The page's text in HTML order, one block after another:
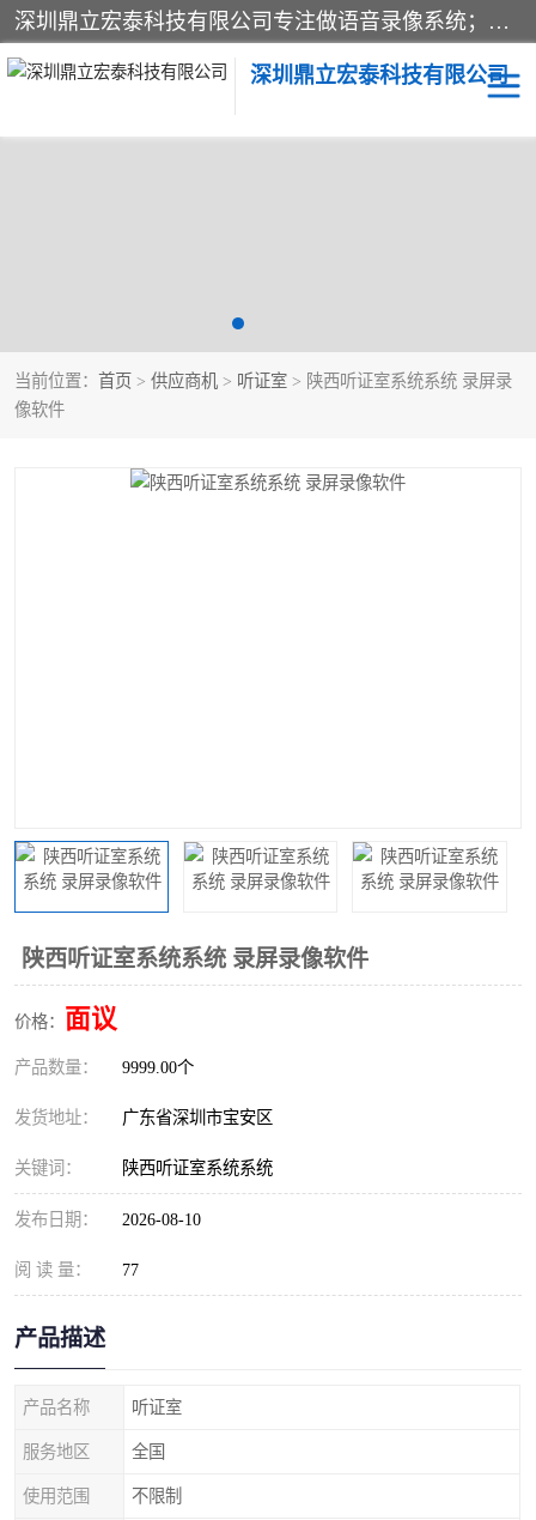
深圳鼎立宏泰科技有限公司专注做语音录像系统；主要服务有：约谈室同步录音录像系统、设计数字询问同步录音录像、数字约谈室同步录音录像、公开听证室、智慧庭审、智能语音识别转写、远程提讯（提审）、记录仪、远程指挥综合管理平台、录播系统等
深圳鼎立宏泰科技有限公司
当前位置： 首页 > 供应商机 > 听证室 > 陕西听证室系统系统 录屏录
像软件
陕西听证室系统系统 录屏录像软件
价格： 面议
产品数量： 9999.00个
发货地址： 广东省深圳市宝安区
关键词： 陕西听证室系统系统
发布日期： 2026-08-10
阅 读 量： 77
产品描述
产品名称 听证室
服务地区 全国
使用范围 不限制